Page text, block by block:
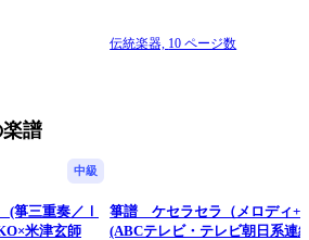
伝統楽器, 10 ページ数
譜
中級
(箏三重奏／Ⅰ
米津玄師
箏譜 ケセラセラ（メロディ+
(ABCテレビ・テレビ朝日系連